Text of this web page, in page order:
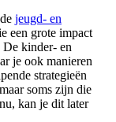
jeugd- en
een grote impact
De kinder- en
je ook manieren
strategieën
soms zijn die
kan je dit later